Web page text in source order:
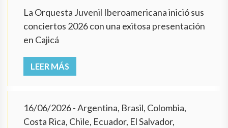
La Orquesta Juvenil Iberoamericana inició sus
conciertos 2026 con una exitosa presentación
en Cajicá
LEER MÁS
16/06/2026- Argentina, Brasil, Colombia,
Costa Rica, Chile, Ecuador, El Salvador,